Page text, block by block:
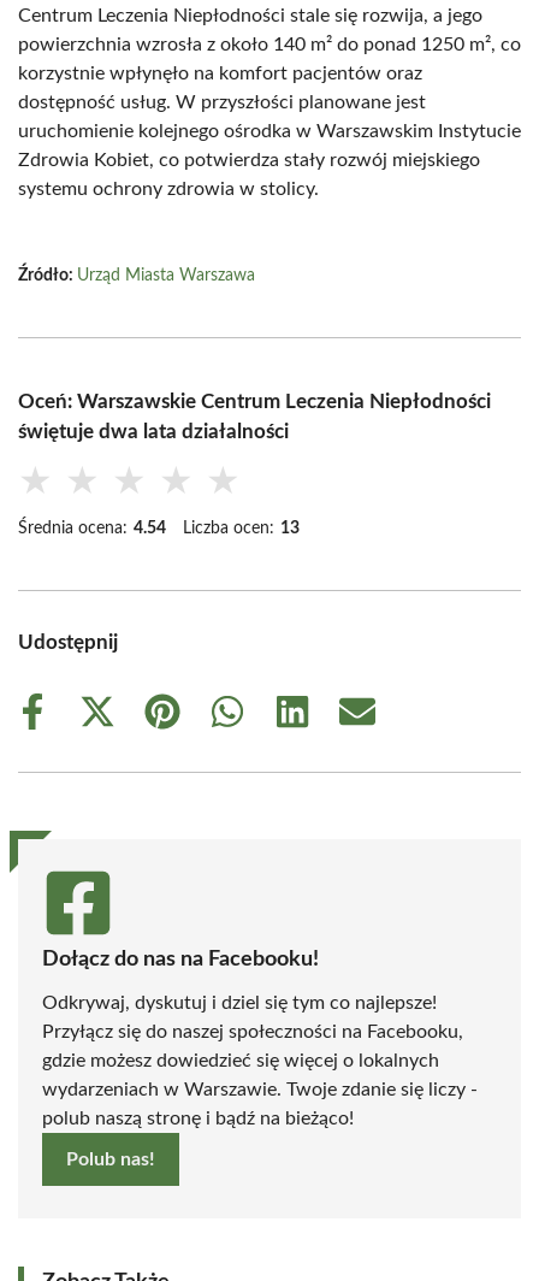
Centrum Leczenia Niepłodności stale się rozwija, a jego
powierzchnia wzrosła z około 140 m² do ponad 1250 m², co
korzystnie wpłynęło na komfort pacjentów oraz
dostępność usług. W przyszłości planowane jest
uruchomienie kolejnego ośrodka w Warszawskim Instytucie
Zdrowia Kobiet, co potwierdza stały rozwój miejskiego
systemu ochrony zdrowia w stolicy.
Źródło: Urząd Miasta Warszawa
Oceń: Warszawskie Centrum Leczenia Niepłodności
świętuje dwa lata działalności
★ ★ ★ ★ ★
Średnia ocena: 4.54 Liczba ocen: 13
Udostępnij
Share
Share
(Twitter)
Share
Share
Share
Share
Dołącz do nas na Facebooku!
Odkrywaj, dyskutuj i dziel się tym co najlepsze!
Przyłącz się do naszej społeczności na Facebooku,
gdzie możesz dowiedzieć się więcej o lokalnych
wydarzeniach w Warszawie. Twoje zdanie się liczy -
polub naszą stronę i bądź na bieżąco!
Polub nas!